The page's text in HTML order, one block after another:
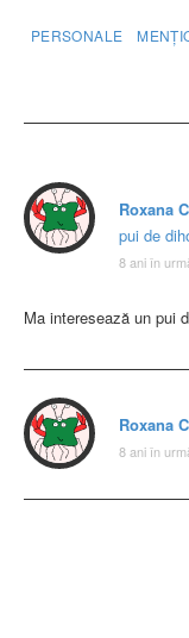
PERSONALE
Roxana
pui de
8 ani în
Ma interesează un pui
Roxana
8 ani în